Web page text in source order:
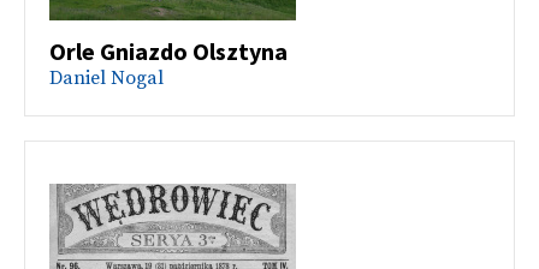
Orle Gniazdo Olsztyna
Daniel Nogal